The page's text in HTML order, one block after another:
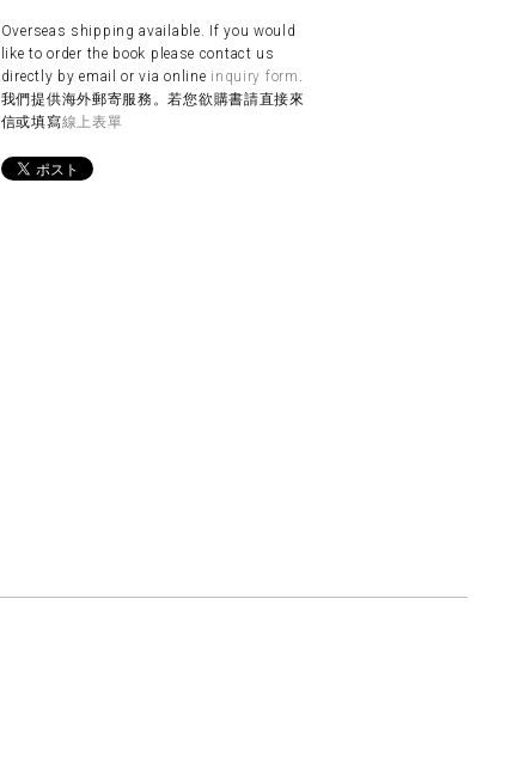
Overseas shipping available. If you would
like to order the book please contact us
directly by email or via online inquiry form .
我們提供海外郵寄服務。若您欲購書請直接來
信或填寫線上表單